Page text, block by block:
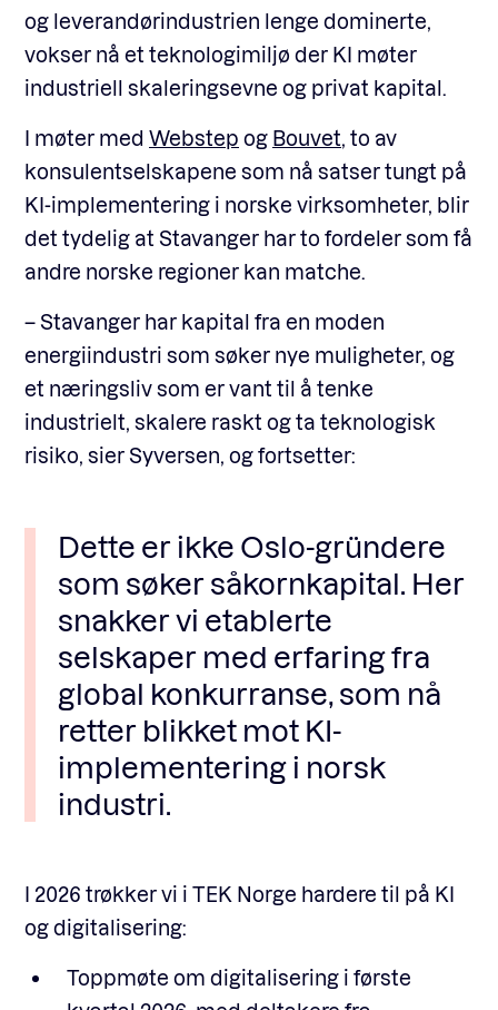
og leverandørindustrien lenge dominerte,
vokser nå et teknologimiljø der KI møter
industriell skaleringsevne og privat kapital.
I møter med Webstep og Bouvet , to av
konsulentselskapene som nå satser tungt på
KI-implementering i norske virksomheter, blir
det tydelig at Stavanger har to fordeler som få
andre norske regioner kan matche.
– Stavanger har kapital fra en moden
energiindustri som søker nye muligheter, og
et næringsliv som er vant til å tenke
industrielt, skalere raskt og ta teknologisk
risiko, sier Syversen, og fortsetter:
Dette er ikke Oslo-gründere
som søker såkornkapital. Her
snakker vi etablerte
selskaper med erfaring fra
global konkurranse, som nå
retter blikket mot KI-
implementering i norsk
industri.
I 2026 trøkker vi i TEK Norge hardere til på KI
og digitalisering:
Toppmøte om digitalisering i første